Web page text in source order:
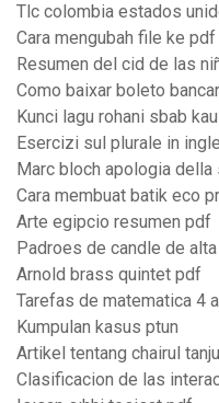
Tlc colombia estados
Cara mengubah file ke pdf
Resumen del cid de las
Como baixar boleto
Kunci lagu rohani sbab
Esercizi sul plurale in
Marc bloch apologia
Cara membuat batik eco
Arte egipcio resumen pdf
Padroes de candle de alta
Arnold brass quintet pdf
Tarefas de matematica 4
Kumpulan kasus ptun
Artikel tentang chairul
Clasificacion de las